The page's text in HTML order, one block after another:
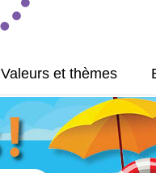
Valeurs et thèmes
On a parlé